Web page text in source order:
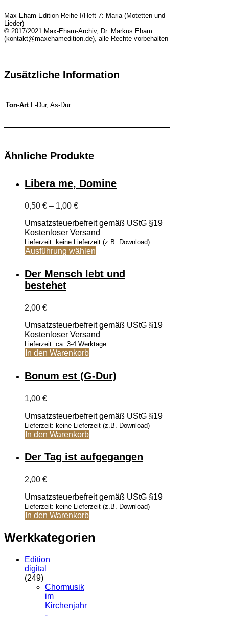
Max-Eham-Edition Reihe I/Heft 7: Maria (Motetten und
Lieder)
© 2017/2021 Max-Eham-Archiv, Dr. Markus Eham
(kontakt@maxehamedition.de), alle Rechte vorbehalten
Zusätzliche Information
Ton-Art F-Dur, As-Dur
Ähnliche Produkte
Libera me, Domine
0,50 € – 1,00 €Preisspanne:
bis
1,00 €
Umsatzsteuerbefreit gemäß UStG §19
Kostenloser Versand
Lieferzeit: keine Lieferzeit (z.B. Download)
Ausführung wählen
weist
mehrere
können
auf
der
werden
Der Mensch lebt und
bestehet
2,00 €
Umsatzsteuerbefreit gemäß UStG §19
Kostenloser Versand
Lieferzeit: ca. 3-4 Werktage
In den Warenkorb
Bonum est (G-Dur)
1,00 €
Umsatzsteuerbefreit gemäß UStG §19
Lieferzeit: keine Lieferzeit (z.B. Download)
In den Warenkorb
Der Tag ist aufgegangen
2,00 €
Umsatzsteuerbefreit gemäß UStG §19
Lieferzeit: keine Lieferzeit (z.B. Download)
In den Warenkorb
Werkkategorien
Edition
digital
(249)
Chormusik
im
Kirchenjahr
-